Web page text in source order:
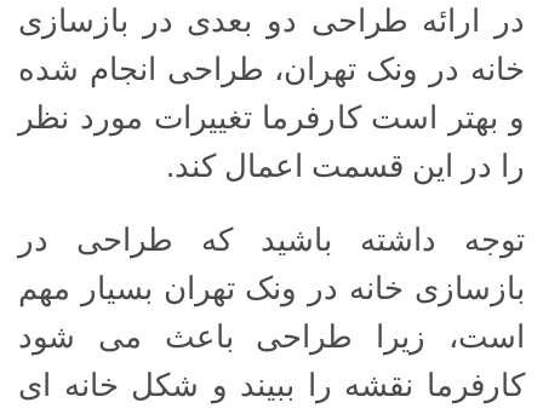
در ارائه طراحی دو بعدی در بازسازی
خانه در ونک تهران، طراحی انجام شده
و بهتر است کارفرما تغییرات مورد نظر
را در این قسمت اعمال کند.
توجه داشته باشید که طراحی در
بازسازی خانه در ونک تهران بسیار مهم
است، زیرا طراحی باعث می شود
کارفرما نقشه را ببیند و شکل خانه ای